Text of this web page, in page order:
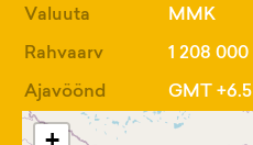
Valuuta
MMK
Rahvaarv
1 208 000
Ajavöönd
GMT +6.5